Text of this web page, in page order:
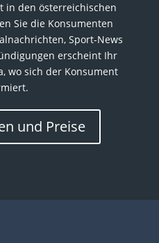
in den österreichischen
Sie die Konsumenten
Sport-News
erscheint Ihr
wo sich der Konsument
und Preise